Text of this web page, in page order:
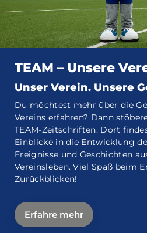
TEAM – Unsere
Unser Verein. Unsere
Du möchtest mehr über die
Vereins erfahren? Dann
TEAM-Zeitschriften. Dort
Einblicke in die Entwicklung
Ereignisse und Geschichten
Vereinsleben. Viel Spaß beim
Zurückblicken!
Erfahre mehr